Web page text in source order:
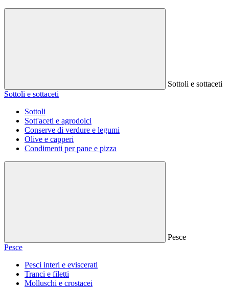
Sottoli e sottaceti
Sottoli e sottaceti
Sottoli
Sott'aceti e agrodolci
Conserve di verdure e legumi
Olive e capperi
Condimenti per pane e pizza
Pesce
Pesce
Pesci interi e eviscerati
Tranci e filetti
Molluschi e crostacei